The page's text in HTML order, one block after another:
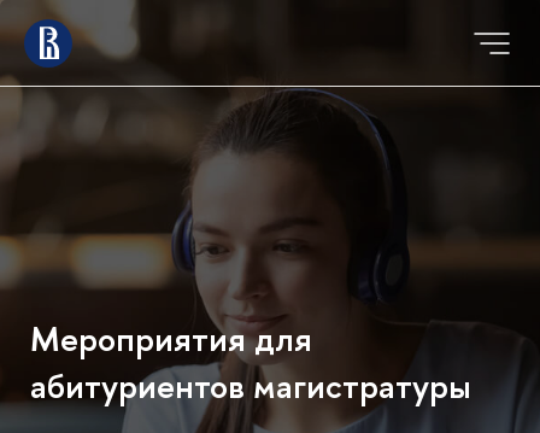
Мероприятия для
абитуриентов магистратуры